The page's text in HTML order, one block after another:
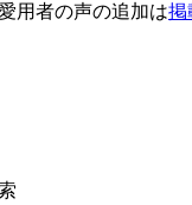
用者の声の追加は掲